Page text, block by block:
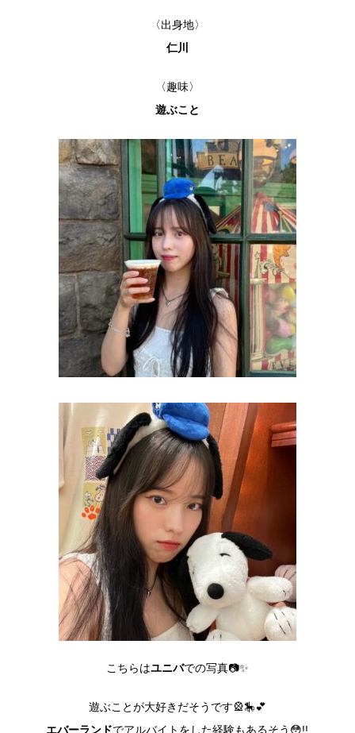
〈出身地〉
仁川
〈趣味〉
遊ぶこと
こちらはユニバでの写真📷✨
遊ぶことが大好きだそうです🎡🎠💕
エバーランド